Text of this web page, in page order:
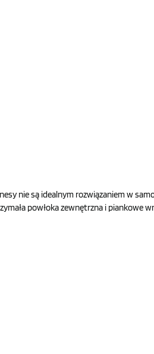
nie są idealnym rozwiązaniem w
powłoka zewnętrzna i piankowe